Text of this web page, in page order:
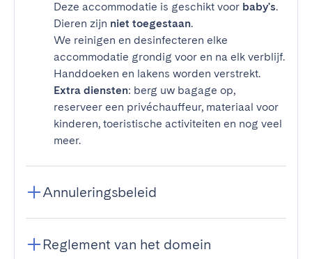
Deze accommodatie is geschikt voor baby's.
Dieren zijn niet toegestaan.
We reinigen en desinfecteren elke
accommodatie grondig voor en na elk verblijf.
Handdoeken en lakens worden verstrekt.
Extra diensten: berg uw bagage op,
reserveer een privéchauffeur, materiaal voor
kinderen, toeristische activiteiten en nog veel
meer.
Annuleringsbeleid
Reglement van het domein